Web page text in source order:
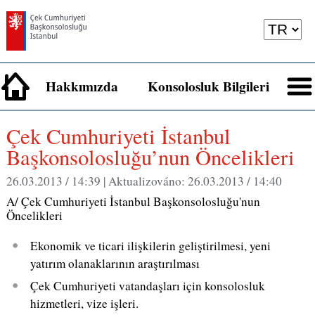
Hakkımızda Konsolosluk Bilgileri
Çek Cumhuriyeti İstanbul
Başkonsolosluğu’nun Öncelikleri
26.03.2013 / 14:39 |Aktualizováno: 26.03.2013 / 14:40
A/ Çek Cumhuriyeti İstanbul Başkonsolosluğu'nun
Öncelikleri
Ekonomik ve ticari ilişkilerin geliştirilmesi, yeni
yatırım olanaklarının araştırılması
Çek Cumhuriyeti vatandaşları için konsolosluk
hizmetleri, vize işleri.